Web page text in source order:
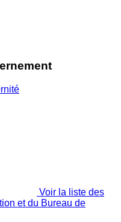
Voir la liste des
et du Bureau de